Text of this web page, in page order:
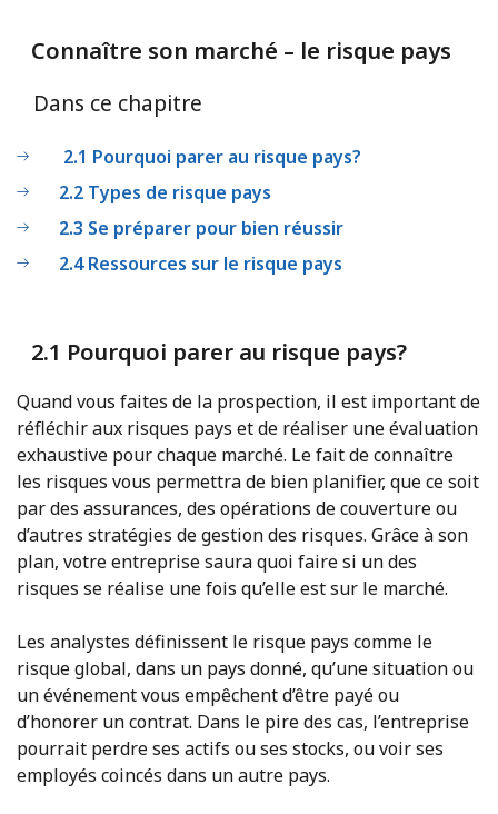
Connaître son marché – le risque pays
Dans ce chapitre
2.1 Pourquoi parer au risque pays?
2.2 Types de risque pays
2.3 Se préparer pour bien réussir
2.4 Ressources sur le risque pays
2.1 Pourquoi parer au risque pays?
Quand vous faites de la prospection, il est important de
réfléchir aux risques pays et de réaliser une évaluation
exhaustive pour chaque marché. Le fait de connaître
les risques vous permettra de bien planifier, que ce soit
par des assurances, des opérations de couverture ou
d’autres stratégies de gestion des risques. Grâce à son
plan, votre entreprise saura quoi faire si un des
risques se réalise une fois qu’elle est sur le marché.
Les analystes définissent le risque pays comme le
risque global, dans un pays donné, qu’une situation ou
un événement vous empêchent d’être payé ou
d’honorer un contrat. Dans le pire des cas, l’entreprise
pourrait perdre ses actifs ou ses stocks, ou voir ses
employés coincés dans un autre pays.